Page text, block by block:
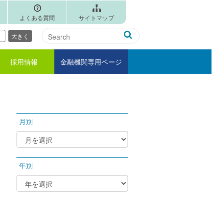
採用情報 金融機関専用ページ
よくある質問 サイトマップ
大きく
月別
年別